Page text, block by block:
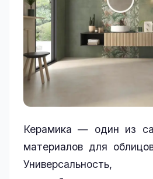
Керамика — один из
материалов для
Универсальность,